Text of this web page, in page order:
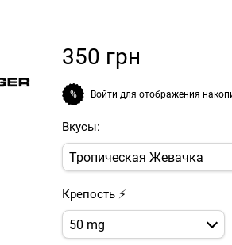
350 грн
% Войти для отображения
Вкусы:
Тропическая Жевачка
Крепость ⚡
50 mg